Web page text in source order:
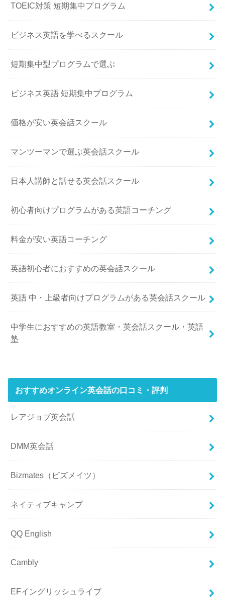
TOEIC対策 短期集中プログラム
ビジネス英語を学べるスクール
短期集中型プログラムで選ぶ
ビジネス英語 短期集中プログラム
価格が安い英会話スクール
マンツーマンで選ぶ英会話スクール
日本人講師と話せる英会話スクール
初心者向けプログラムがある英語コーチング
料金が安い英語コーチング
英語初心者におすすめの英会話スクール
英語 中・上級者向けプログラムがある英会話スクール
中学生におすすめの英語教室・英会話スクール・英語
塾
おすすめオンライン英会話の口コミ・評判
レアジョブ英会話
DMM英会話
Bizmates（ビズメイツ）
ネイティブキャンプ
QQ English
Cambly
EFイングリッシュライブ